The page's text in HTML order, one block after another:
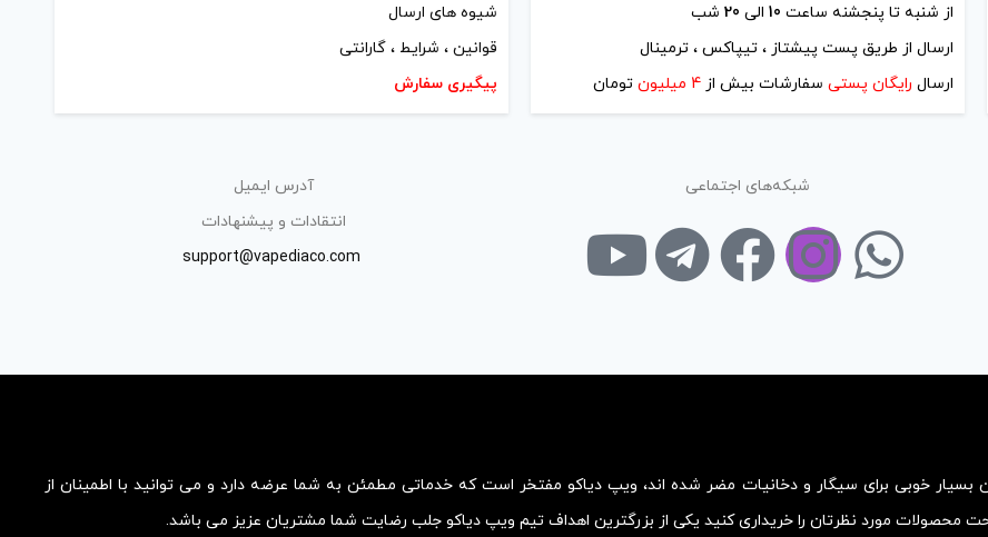
از شنبه تا پنجشنه ساعت 10الی 20شب
ارسال از طریق پست پیشتاز ، تیپاکس ، ترمینال
ارسال رایگان پستی سفارشات بیش از 4 میلیون تومان
شیوه های ارسال
قوانین ، شرایط ، گارانتی
پیگیری سفارش
شبکه‌های اجتماعی
آدرس ایمیل
انتقادات و پیشنهادات
support@vapediaco.com
بسیار خوبی برای سیگار و دخانیات مضر شده اند، ویپ دیاکو مفتخر است که خدماتی مطمئن به شما عرضه دارد و می توانید با اطمینان از
محصولات مورد نظرتان را خریداری کنید یکی از بزرگترین اهداف تیم ویپ دیاکو جلب رضایت شما مشتریان عزیز می باشد.